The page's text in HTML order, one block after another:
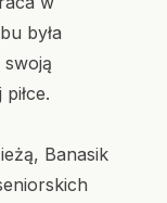
była
Banasik